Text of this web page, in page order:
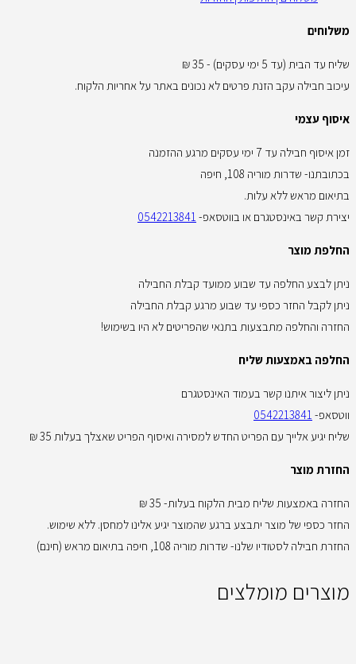
משלוחים
שליח עד הבית (עד 5 ימי עסקים) - 35 ₪
עיכוב חבילה עקב הזנת פרטים לא נכונים באתר על אחריות הלקוח.
איסוף עצמי
זמן איסוף חבילה עד 7 ימי עסקים מרגע ההזמנה
בכתובתנו- שדרות מוריה 108, חיפה
בתיאום מראש ללא עלות.
יצירת קשר באינסטגרם או בווטסאפ- 0542213841
החלפת מוצר
ניתן לבצע החלפה עד שבוע ממועד קבלת החבילה
ניתן לקבל החזר כספי עד שבוע מרגע קבלת החבילה
החזרה והחלפה מתבצעות בתנאי שהפריטים לא היו בשימוש!
החלפה באמצעות שליח
ניתן ליצור איתנו קשר בעמוד האינסטגרם
ווטסאפ- 0542213841
שליח יגיע אלייך עם הפריט החדש למסירה ואיסוף הפריט שאצלך בעלות 35 ₪
החזרת מוצר
החזרה באמצעות שליח מבית הלקוח בעלות- 35 ₪
החזר כספי של מוצר יתבצע ברגע שהמוצר יגיע אלינו למחסן. ללא שימוש.
החזרת חבילה לסטודיו שלנו- שדרות מוריה 108, חיפה בתיאום מראש (חינם)
מוצרים מומלצים